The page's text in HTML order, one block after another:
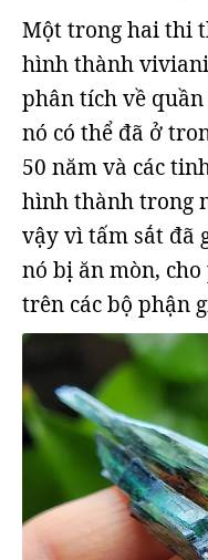
Một trong hai thi
hình thành
phân tích về
nó có thể đã ở
50 năm và các
hình thành trong
vậy vì tấm sắt đã
nó bị ăn mòn,
trên các bộ phận